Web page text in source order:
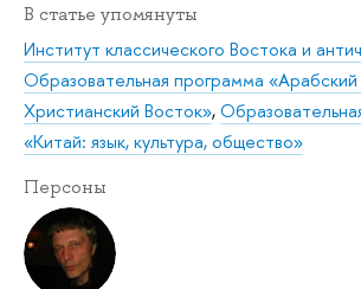
В статье упомянуты
Институт классического Востока и
Образовательная программа
Христианский Восток»,
«Китай: язык, культура, общество»
Персоны